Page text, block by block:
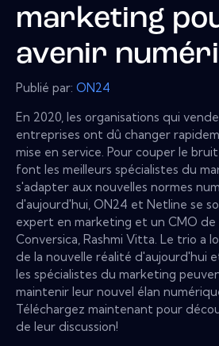
marketing
avenir
Publié par: ON24
En 2020, les organisations qui
entreprises ont dû changer
mise en service. Pour couper le
font les meilleurs spécialistes du
s'adapter aux nouvelles normes
d'aujourd'hui, ON24 et Netline se
expert en marketing et un CMO de
Conversica, Rashmi Vitta. Le trio a
de la nouvelle réalité d'aujourd'hui
les spécialistes du marketing
maintenir leur nouvel élan
Téléchargez maintenant pour
de leur discussion!